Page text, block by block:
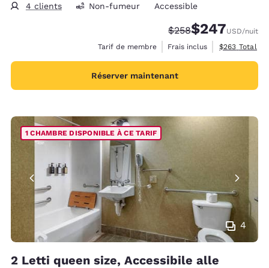
4 clients Non-fumeur Accessible
Tarif barré :
$258Tarif réduit :
$247USD/nuit
Tarif de membre
Frais inclus Afficher les
$263 Total
Réserver maintenant
4
1 CHAMBRE DISPONIBLE À CE TARIF
2 Letti queen size, Accessibile alle